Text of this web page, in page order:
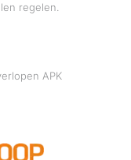
regelen.
APK